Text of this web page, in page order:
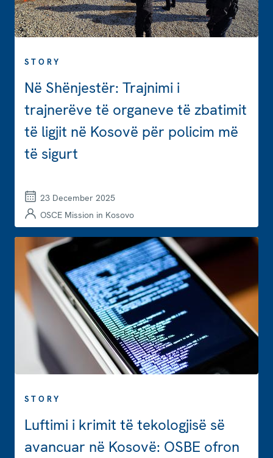
STORY
Në Shënjestër: Trajnimi i
trajnerëve të organeve të zbatimit
të ligjit në Kosovë për policim më
të sigurt
23 December 2025
OSCE Mission in Kosovo
STORY
Luftimi i krimit të tekologjisë së
avancuar në Kosovë: OSBE ofron